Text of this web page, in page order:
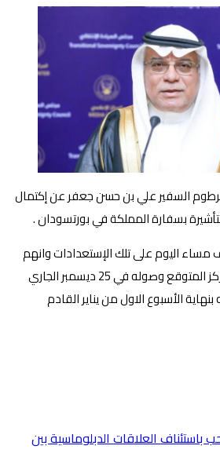
السفير علي بن حسن جعفر عن إكتمال
بسفارة المملكة في بورتسودان .
اليوم على تلك الإستعدادات وانهم
في انتظار وصول طاقم المركز المتوقع وصوله في 25 ديسمبر الجاري
الأسبوع الاول من يناير القادم